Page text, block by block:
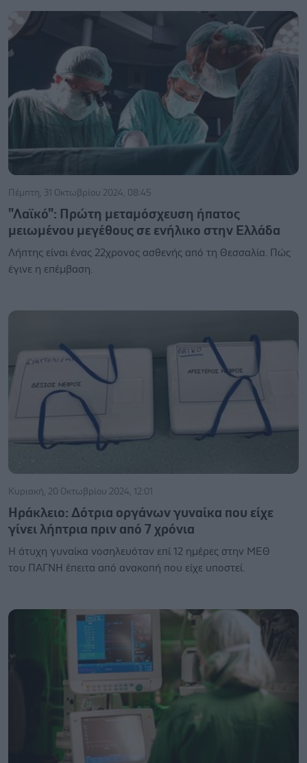
Πέμπτη, 31 Οκτωβρίου 2024, 08:45
"Λαϊκό": Πρώτη μεταμόσχευση ήπατος
μειωμένου μεγέθους σε ενήλικο στην Ελλάδα
Λήπτης είναι ένας 22χρονος ασθενής από τη Θεσσαλία. Πώς
έγινε η επέμβαση.
Κυριακή, 20 Οκτωβρίου 2024, 12:01
Ηράκλειο: Δότρια οργάνων γυναίκα που είχε
γίνει λήπτρια πριν από 7 χρόνια
Η άτυχη γυναίκα νοσηλευόταν επί 12 ημέρες στην ΜΕΘ
του ΠΑΓΝΗ έπειτα από ανακοπή που είχε υποστεί.